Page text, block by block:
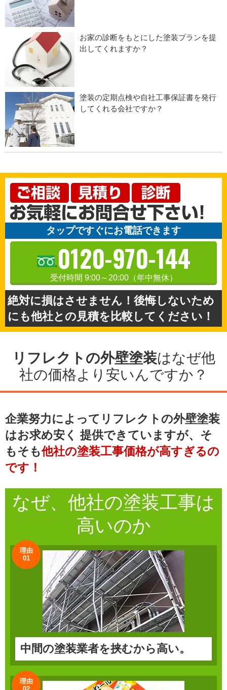
お家の診断をもとにした塗装プランを提
出してくれますか？
塗装の定期点検や自社工事保証書を発行
してくれる会社ですか？
タップですぐにお電話できます
0120-970-144
受付時間 9:00～20:00（年中無休）
絶対に損はさせません！後悔しないため
にも他社との見積を比較してください！
リフレクトの外壁塗装はなぜ他
社の価格より安いんですか？
企業努力によってリフレクトの外壁塗装
はお求め安く 提供できていますが、そ
もそも他社の塗装工事価格が高すぎるの
です！
なぜ、他社の塗装工事は
高いのか
理由
01
中間の塗装業者を挟むから高い。
理由